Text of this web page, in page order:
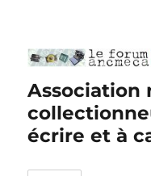
Association
écrire et à